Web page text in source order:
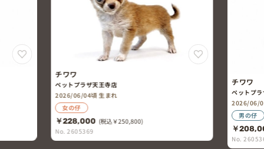
チワワ
ペットプラザ天王寺店
2026/06/04頃 生まれ
女の仔
￥228,000 (税込￥250,800)
No. 2605369
チワワ
ペットプ
2026/06/
男の仔
￥
No.